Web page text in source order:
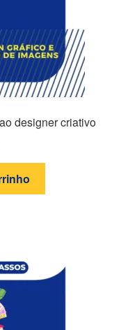
designer criativo